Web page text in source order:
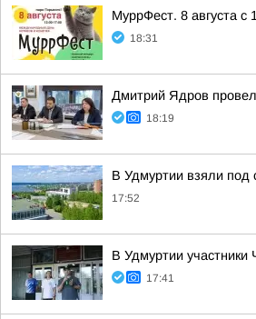
МуррФест. 8 августа
18:31
Дмитрий Ядров
18:19
В Удмуртии взяли под
17:52
В Удмуртии
17:41